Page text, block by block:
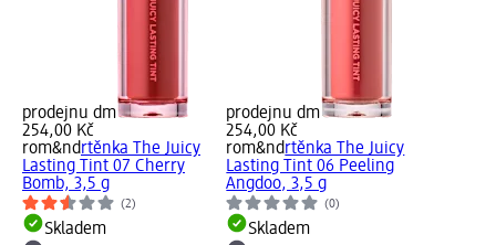
prodejnu dm
254,00 Kč
rom&ndrtěnka The Juicy
Lasting Tint 07 Cherry
Bomb, 3,5 g
(2)
Skladem
prodejnu dm
254,00 Kč
rom&ndrtěnka The Juicy
Lasting Tint 06 Peeling
Angdoo, 3,5 g
(0)
Skladem